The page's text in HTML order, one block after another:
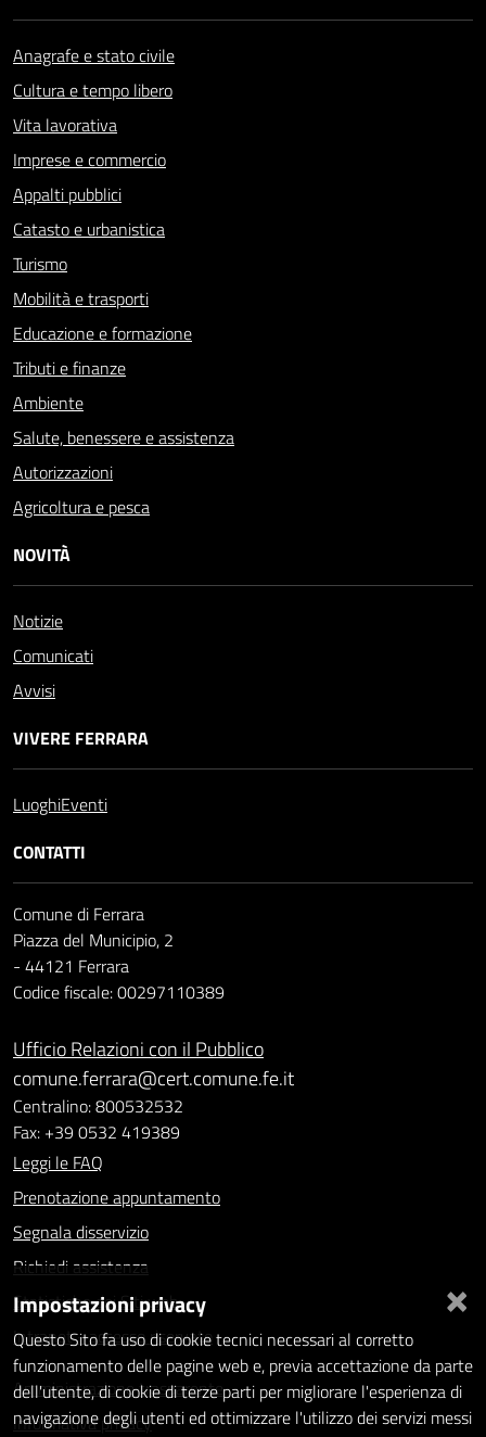
Anagrafe e stato civile
Cultura e tempo libero
Vita lavorativa
Imprese e commercio
Appalti pubblici
Catasto e urbanistica
Turismo
Mobilità e trasporti
Educazione e formazione
Tributi e finanze
Ambiente
Salute, benessere e assistenza
Autorizzazioni
Agricoltura e pesca
NOVITÀ
Notizie
Comunicati
Avvisi
VIVERE FERRARA
LuoghiEventi
CONTATTI
Comune di Ferrara
Piazza del Municipio, 2
- 44121 Ferrara
Codice fiscale: 00297110389
Ufficio Relazioni con il Pubblico
comune.ferrara@cert.comune.fe.it
Centralino: 800532532
Fax: +39 0532 419389
Leggi le FAQ
Prenotazione appuntamento
Segnala disservizio
Richiedi assistenza
Statistiche dei Siti web
Intranet - accesso riservato
Amministrazione trasparente
Informativa privacy
×
Impostazioni privacy
Questo Sito fa uso di cookie tecnici necessari al corretto
funzionamento delle pagine web e, previa accettazione da parte
dell'utente, di cookie di terze parti per migliorare l'esperienza di
navigazione degli utenti ed ottimizzare l'utilizzo dei servizi messi